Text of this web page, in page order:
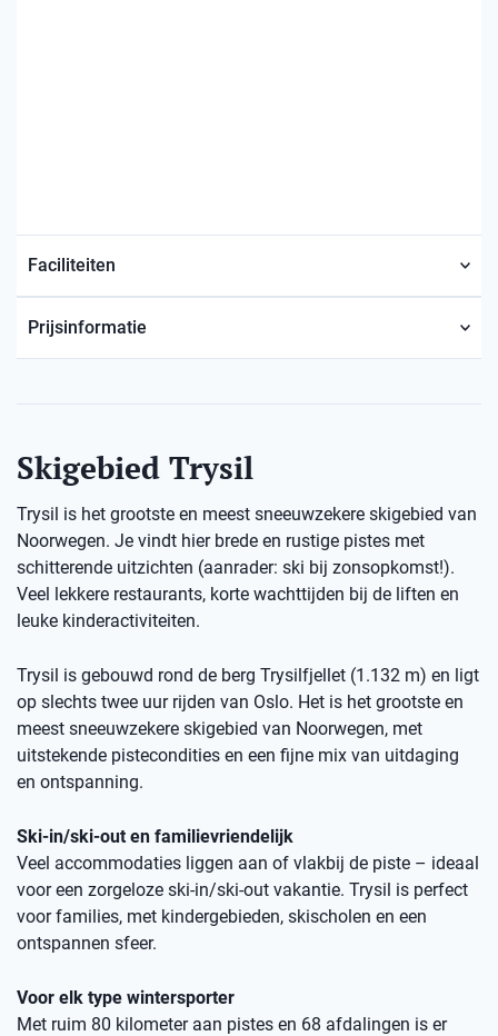
Faciliteiten
Prijsinformatie
Skigebied Trysil
Trysil is het grootste en meest sneeuwzekere skigebied van
Noorwegen. Je vindt hier brede en rustige pistes met
schitterende uitzichten (aanrader: ski bij zonsopkomst!).
Veel lekkere restaurants, korte wachttijden bij de liften en
leuke kinderactiviteiten.
Trysil is gebouwd rond de berg Trysilfjellet (1.132 m) en ligt
op slechts twee uur rijden van Oslo. Het is het grootste en
meest sneeuwzekere skigebied van Noorwegen, met
uitstekende pistecondities en een fijne mix van uitdaging
en ontspanning.
Ski-in/ski-out en familievriendelijk
Veel accommodaties liggen aan of vlakbij de piste – ideaal
voor een zorgeloze ski-in/ski-out vakantie. Trysil is perfect
voor families, met kindergebieden, skischolen en een
ontspannen sfeer.
Voor elk type wintersporter
Met ruim 80 kilometer aan pistes en 68 afdalingen is er